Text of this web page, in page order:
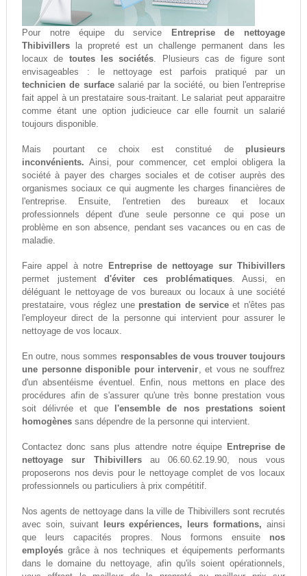
Pour notre équipe du service
Entreprise de nettoyage
Thibivillersla propreté est un challenge permanent dans les
locaux de toutes les sociétés. Plusieurs cas de figure sont
envisageables : le nettoyage est parfois pratiqué par un
technicien de surfacesalarié par la société, ou bien l'entreprise
fait appel à un prestataire sous-traitant. Le salariat peut apparaitre
comme étant une option judicieuce car elle fournit un salarié
toujours disponible.
Mais pourtant ce choix est constitué de plusieurs
inconvénients. Ainsi, pour commencer, cet emploi obligera la
société à payer des charges sociales et de cotiser auprès des
organismes sociaux ce qui augmente les charges financières de
l'entreprise. Ensuite, l'entretien des bureaux et locaux
professionnels dépent d'une seule personne ce qui pose un
problème en son absence, pendant ses vacances ou en cas de
maladie.
Faire appel à notre
Entreprise de nettoyage sur Thibivillers
permet justementd'éviter ces problématiques. Aussi, en
déléguant le nettoyage de vos bureaux ou locaux à une société
prestataire, vous réglez une prestation de service et n'êtes pas
l'employeur direct de la personne qui intervient pour assurer le
nettoyage de vos locaux.
En outre, nous sommes responsables de vous trouver toujours
une personne disponible pour intervenir, et vous ne souffrez
d'un absentéisme éventuel. Enfin, nous mettons en place des
procédures afin de s'assurer qu'une très bonne prestation vous
soit délivrée et que
l'ensemble de nos prestations soient
homogènessans dépendre de la personne qui intervient.
Contactez donc sans plus attendre notre équipe Entreprise de
nettoyage sur Thibivillersau 06.60.62.19.90, nous vous
proposerons nos devis pour le nettoyage complet de vos locaux
professionnels ou particuliers à prix compétitif.
Nos agents de nettoyage dans la ville de Thibivillers sont recrutés
avec soin, suivant
leurs expériences, leurs formations, ainsi
que leurs capacités propres. Nous formons ensuite nos
employésgrâce à nos techniques et équipements performants
dans le domaine du nettoyage, afin qu'ils soient opérationnels,